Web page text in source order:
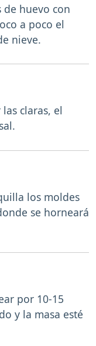
de huevo con
a poco el
nieve.
claras, el
los moldes
se horneará
por 10-15
y la masa esté